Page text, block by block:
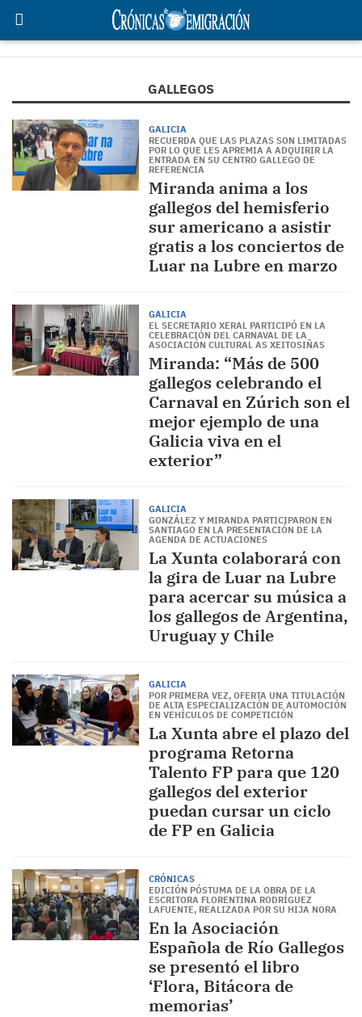
GALLEGOS
GALICIA
RECUERDA QUE LAS PLAZAS SON LIMITADAS
POR LO QUE LES APREMIA A ADQUIRIR LA
ENTRADA EN SU CENTRO GALLEGO DE
REFERENCIA
Miranda anima a los
gallegos del hemisferio
sur americano a asistir
gratis a los conciertos de
Luar na Lubre en marzo
GALICIA
EL SECRETARIO XERAL PARTICIPÓ EN LA
CELEBRACIÓN DEL CARNAVAL DE LA
ASOCIACIÓN CULTURAL AS XEITOSIÑAS
Miranda: “Más de 500
gallegos celebrando el
Carnaval en Zúrich son el
mejor ejemplo de una
Galicia viva en el
exterior”
GALICIA
GONZÁLEZ Y MIRANDA PARTICIPARON EN
SANTIAGO EN LA PRESENTACIÓN DE LA
AGENDA DE ACTUACIONES
La Xunta colaborará con
la gira de Luar na Lubre
para acercar su música a
los gallegos de Argentina,
Uruguay y Chile
GALICIA
POR PRIMERA VEZ, OFERTA UNA TITULACIÓN
DE ALTA ESPECIALIZACIÓN DE AUTOMOCIÓN
EN VEHÍCULOS DE COMPETICIÓN
La Xunta abre el plazo del
programa Retorna
Talento FP para que 120
gallegos del exterior
puedan cursar un ciclo
de FP en Galicia
CRÓNICAS
EDICIÓN PÓSTUMA DE LA OBRA DE LA
ESCRITORA FLORENTINA RODRÍGUEZ
LAFUENTE, REALIZADA POR SU HIJA NORA
En la Asociación
Española de Río Gallegos
se presentó el libro
‘Flora, Bitácora de
memorias’